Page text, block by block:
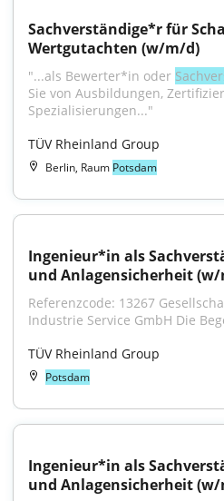
Sachverständige*r für
Wertgutachten (w/m/d)
"...als Bewerter*in oder
Sie von Ausbildungen,
Spezialisierungen..."
TÜV Rheinland Group
Berlin, Raum Potsdam
Ingenieur*in als
und Anlagensicherheit
Referenzcode: 13267
Industrie Service GmbH Die
TÜV Rheinland Group
Potsdam
Ingenieur*in als
und Anlagensicherheit